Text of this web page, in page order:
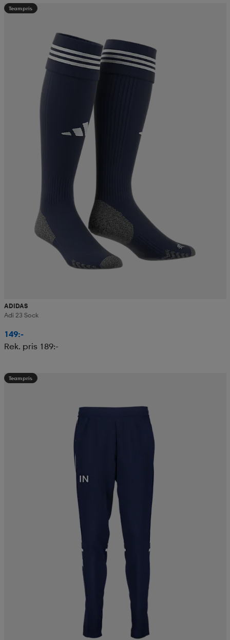
Teampris
ADIDAS
Adi 23 Sock
149:-
Rek. pris 189:-
Teampris